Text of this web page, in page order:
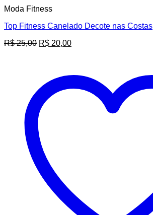
Moda Fitness
Top Fitness Canelado Decote nas Costas
R$25,00 O
R$ 25,00.
R$ 20,00O
R$ 20,00.